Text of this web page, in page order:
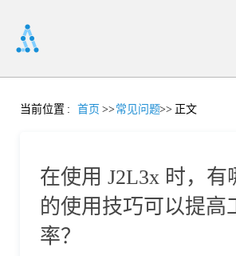
首
当前位置 : 首页 >>常见问题>> 正文
在使用 J2L3x 时，有
的使用技巧可以提高
率？